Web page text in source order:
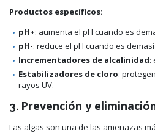
Productos específicos:
pH+: aumenta el pH cuando es
pH-: reduce el pH cuando es
Incrementadores de alcalinidad:
Estabilizadores de cloro:
rayos UV.
3. Prevención y
Las algas son una de las amenazas